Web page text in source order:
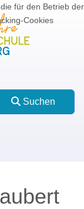
Suchen
für den Betrieb der
Cookies